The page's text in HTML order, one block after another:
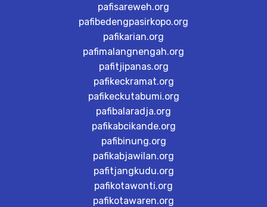
pafisareweh.org
pafibedengpasirkopo.org
pafikarian.org
pafimalangnengah.org
pafitjipanas.org
pafikeckramat.org
pafikeckutabumi.org
pafibalaradja.org
pafikabcikande.org
pafibinung.org
pafikabjawilan.org
pafitjangkudu.org
pafikotawonti.org
pafikotawaren.org